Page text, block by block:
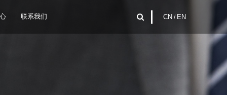
联系我们 CN / EN